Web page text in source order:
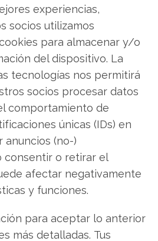
experiencias,
socios utilizamos
para almacenar y/o
del dispositivo. La
tecnologías nos permitirá
socios procesar datos
comportamiento de
únicas (IDs) en
anuncios (no-)
consentir o retirar el
afectar negativamente
y funciones.
para aceptar lo anterior
más detalladas. Tus
EL AUTOR
Silva
en innovación digital,
y aplicaciones móviles.
en medios especializados
sector tech.